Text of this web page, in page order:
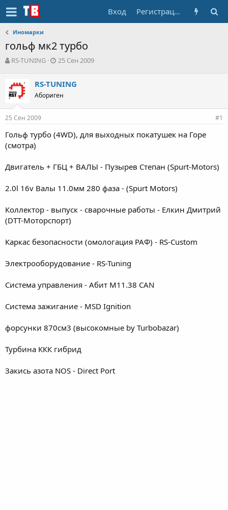
Вход Регистрация
Иномарки
гольф мк2 турбо
А
о
р
т
е
ы
RS-TUNING
Д
а
н
л
25 Сен 2009
RS-TUNING
Абориген
25 Сен 2009 #1
Гольф турбо (4WD), для выходных покатушек на Горе
(смотра)
Двигатель + ГБЦ + ВАЛЫ - Пузырев Степан (Spurt-Motors)
2.0l 16v Валы 11.0мм 280 фаза - (Spurt Motors)
Коллектор - выпуск - сварочные работы - Елкин Дмитрий
(DTT-Моторспорт)
Каркас безопасности (омологация РАФ) - RS-Custom
Электрооборудование - RS-Tuning
Система управления - Абит М11.38 CAN
Система зажигание - MSD Ignition
форсунки 870см3 (высокомные by Turbobazar)
Турбина ККК гибрид
Закись азота NOS - Direct Port